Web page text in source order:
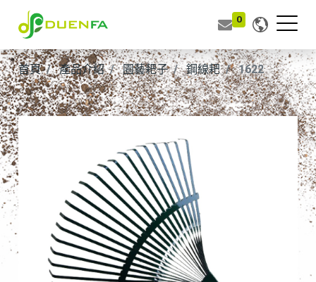
0
首頁 產品介紹 園藝耙子 鋼線耙 1622